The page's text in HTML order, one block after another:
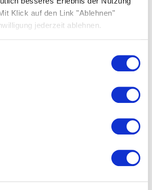
Klick auf den Link "Ablehnen"
jederzeit ablehnen.